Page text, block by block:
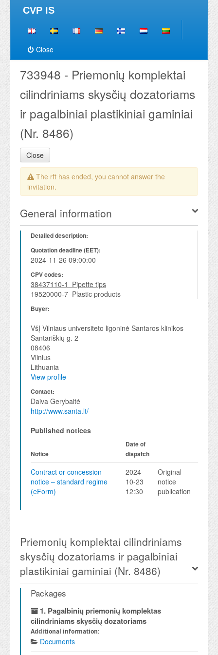
CVP IS
Close
733948 - Priemonių komplektai
cilindriniams skysčių dozatoriams
ir pagalbiniai plastikiniai gaminiai
(Nr. 8486)
Close
The rft has ended, you cannot answer the
invitation.
General information
Detailed description:
Quotation deadline (EET):
2024-11-26 09:00:00
CPV codes:
38437110-1 Pipette tips
19520000-7 Plastic products
Buyer:
VšĮ Vilniaus universiteto ligoninė Santaros klinikos
Santariškių g. 2
08406
Vilnius
Lithuania
View profile
Contact:
Daiva Gerybaitė
http://www.santa.lt/
Published notices
Notice
Date of
dispatch
Contract or concession
notice – standard regime
(eForm)
2024-
10-23
12:30
Original
notice
publication
Priemonių komplektai cilindriniams
skysčių dozatoriams ir pagalbiniai
plastikiniai gaminiai (Nr. 8486)
Packages
1. Pagalbinių priemonių komplektas
cilindriniams skysčių dozatoriams
Additional information:
Documents